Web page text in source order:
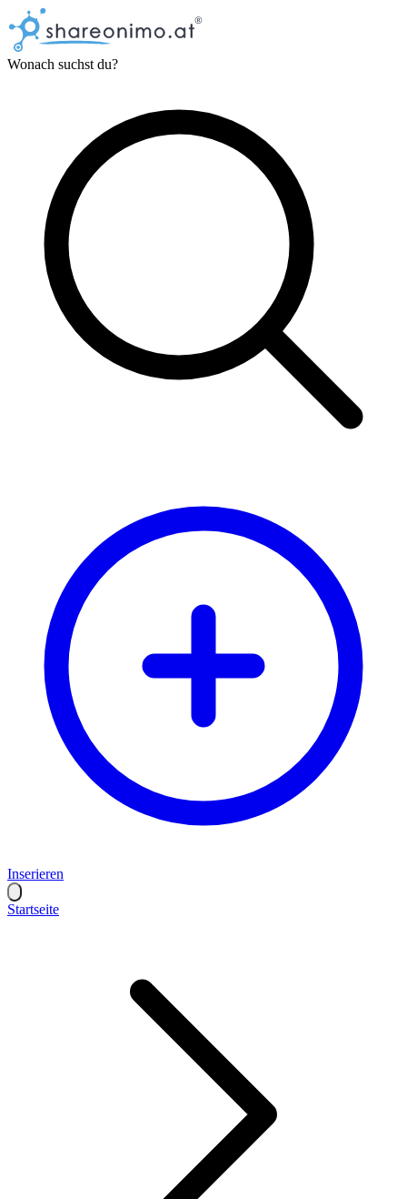
Wonach suchst du?
Inserieren
Startseite